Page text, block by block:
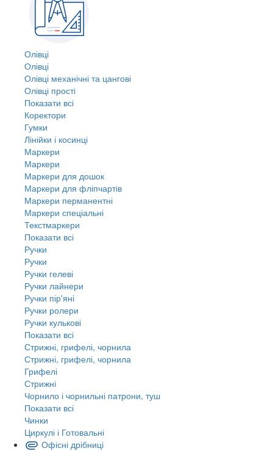
Олівці
Олівці
Олівці механічні та цангові
Олівці прості
Показати всі
Коректори
Гумки
Лінійки і косинці
Маркери
Маркери
Маркери для дошок
Маркери для фліпчартів
Маркери перманентні
Маркери спеціальні
Текстмаркери
Показати всі
Ручки
Ручки
Ручки гелеві
Ручки лайнери
Ручки пір'яні
Ручки ролери
Ручки кулькові
Показати всі
Стрижні, грифелі, чорнила
Стрижні, грифелі, чорнила
Грифелі
Стрижні
Чорнило і чорнильні патрони, туш
Показати всі
Чинки
Циркулі і Готовальні
Офісні дрібниці